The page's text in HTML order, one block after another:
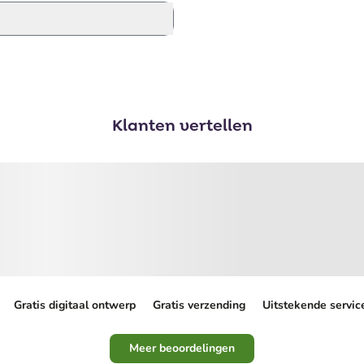
Klanten vertellen
Gratis digitaal ontwerp Gratis verzending Uitstekende
Meer beoordelingen